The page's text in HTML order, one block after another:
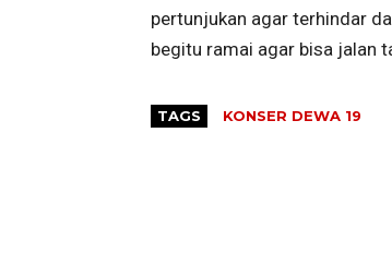
pertunjukan agar terhindar
begitu ramai agar bisa jalan
TAGS KONSER DEWA 19